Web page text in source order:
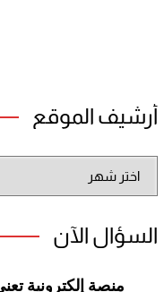
أرشيف الموقع
الموقع
السؤال الآن
منصة إلكترونية